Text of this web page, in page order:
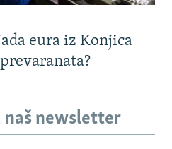
eura iz Konjica
naš newsletter